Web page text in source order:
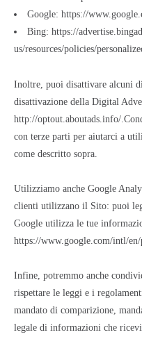
Google: https://
Bing: https://
us/resources/policies/
Inoltre, puoi disattivare alcuni
disattivazione della Digital
http://optout.aboutads.info/.
con terze parti per aiutarci a
come descritto sopra.
Utilizziamo anche Google
clienti utilizzano il Sito: puoi
Google utilizza le tue
https://www.google.com/intl/
Infine, potremmo anche
rispettare le leggi e i
mandato di comparizione,
legale di informazioni che